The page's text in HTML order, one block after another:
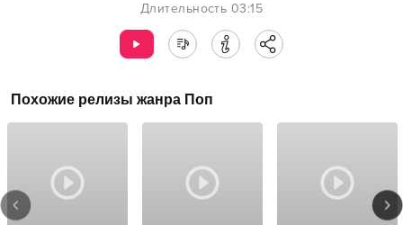
Длительность 03:15
Похожие релизы жанра Поп